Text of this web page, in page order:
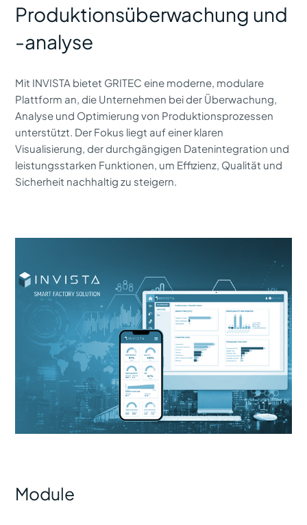
Produktionsüberwachung und
-analyse
Mit INVISTA bietet GRITEC eine moderne, modulare
Plattform an, die Unternehmen bei der Überwachung,
Analyse und Optimierung von Produktionsprozessen
unterstützt. Der Fokus liegt auf einer klaren
Visualisierung, der durchgängigen Datenintegration und
leistungsstarken Funktionen, um Effizienz, Qualität und
Sicherheit nachhaltig zu steigern.
Module